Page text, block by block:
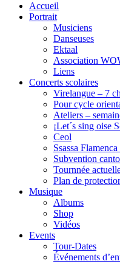
Accueil
Portrait
Musiciens
Danseuses
Ektaal
Association
Liens
Concerts scolaires
Virelangue – 7
Pour cycle
Ateliers –
¡Let´s sing oise
Ceol
Ssassa
Subvention
Tournnée
Plan de
Musique
Albums
Shop
Vidéos
Events
Tour-Dates
Événements